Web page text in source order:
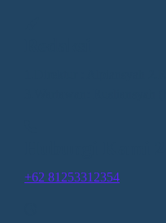
+62 81253312354